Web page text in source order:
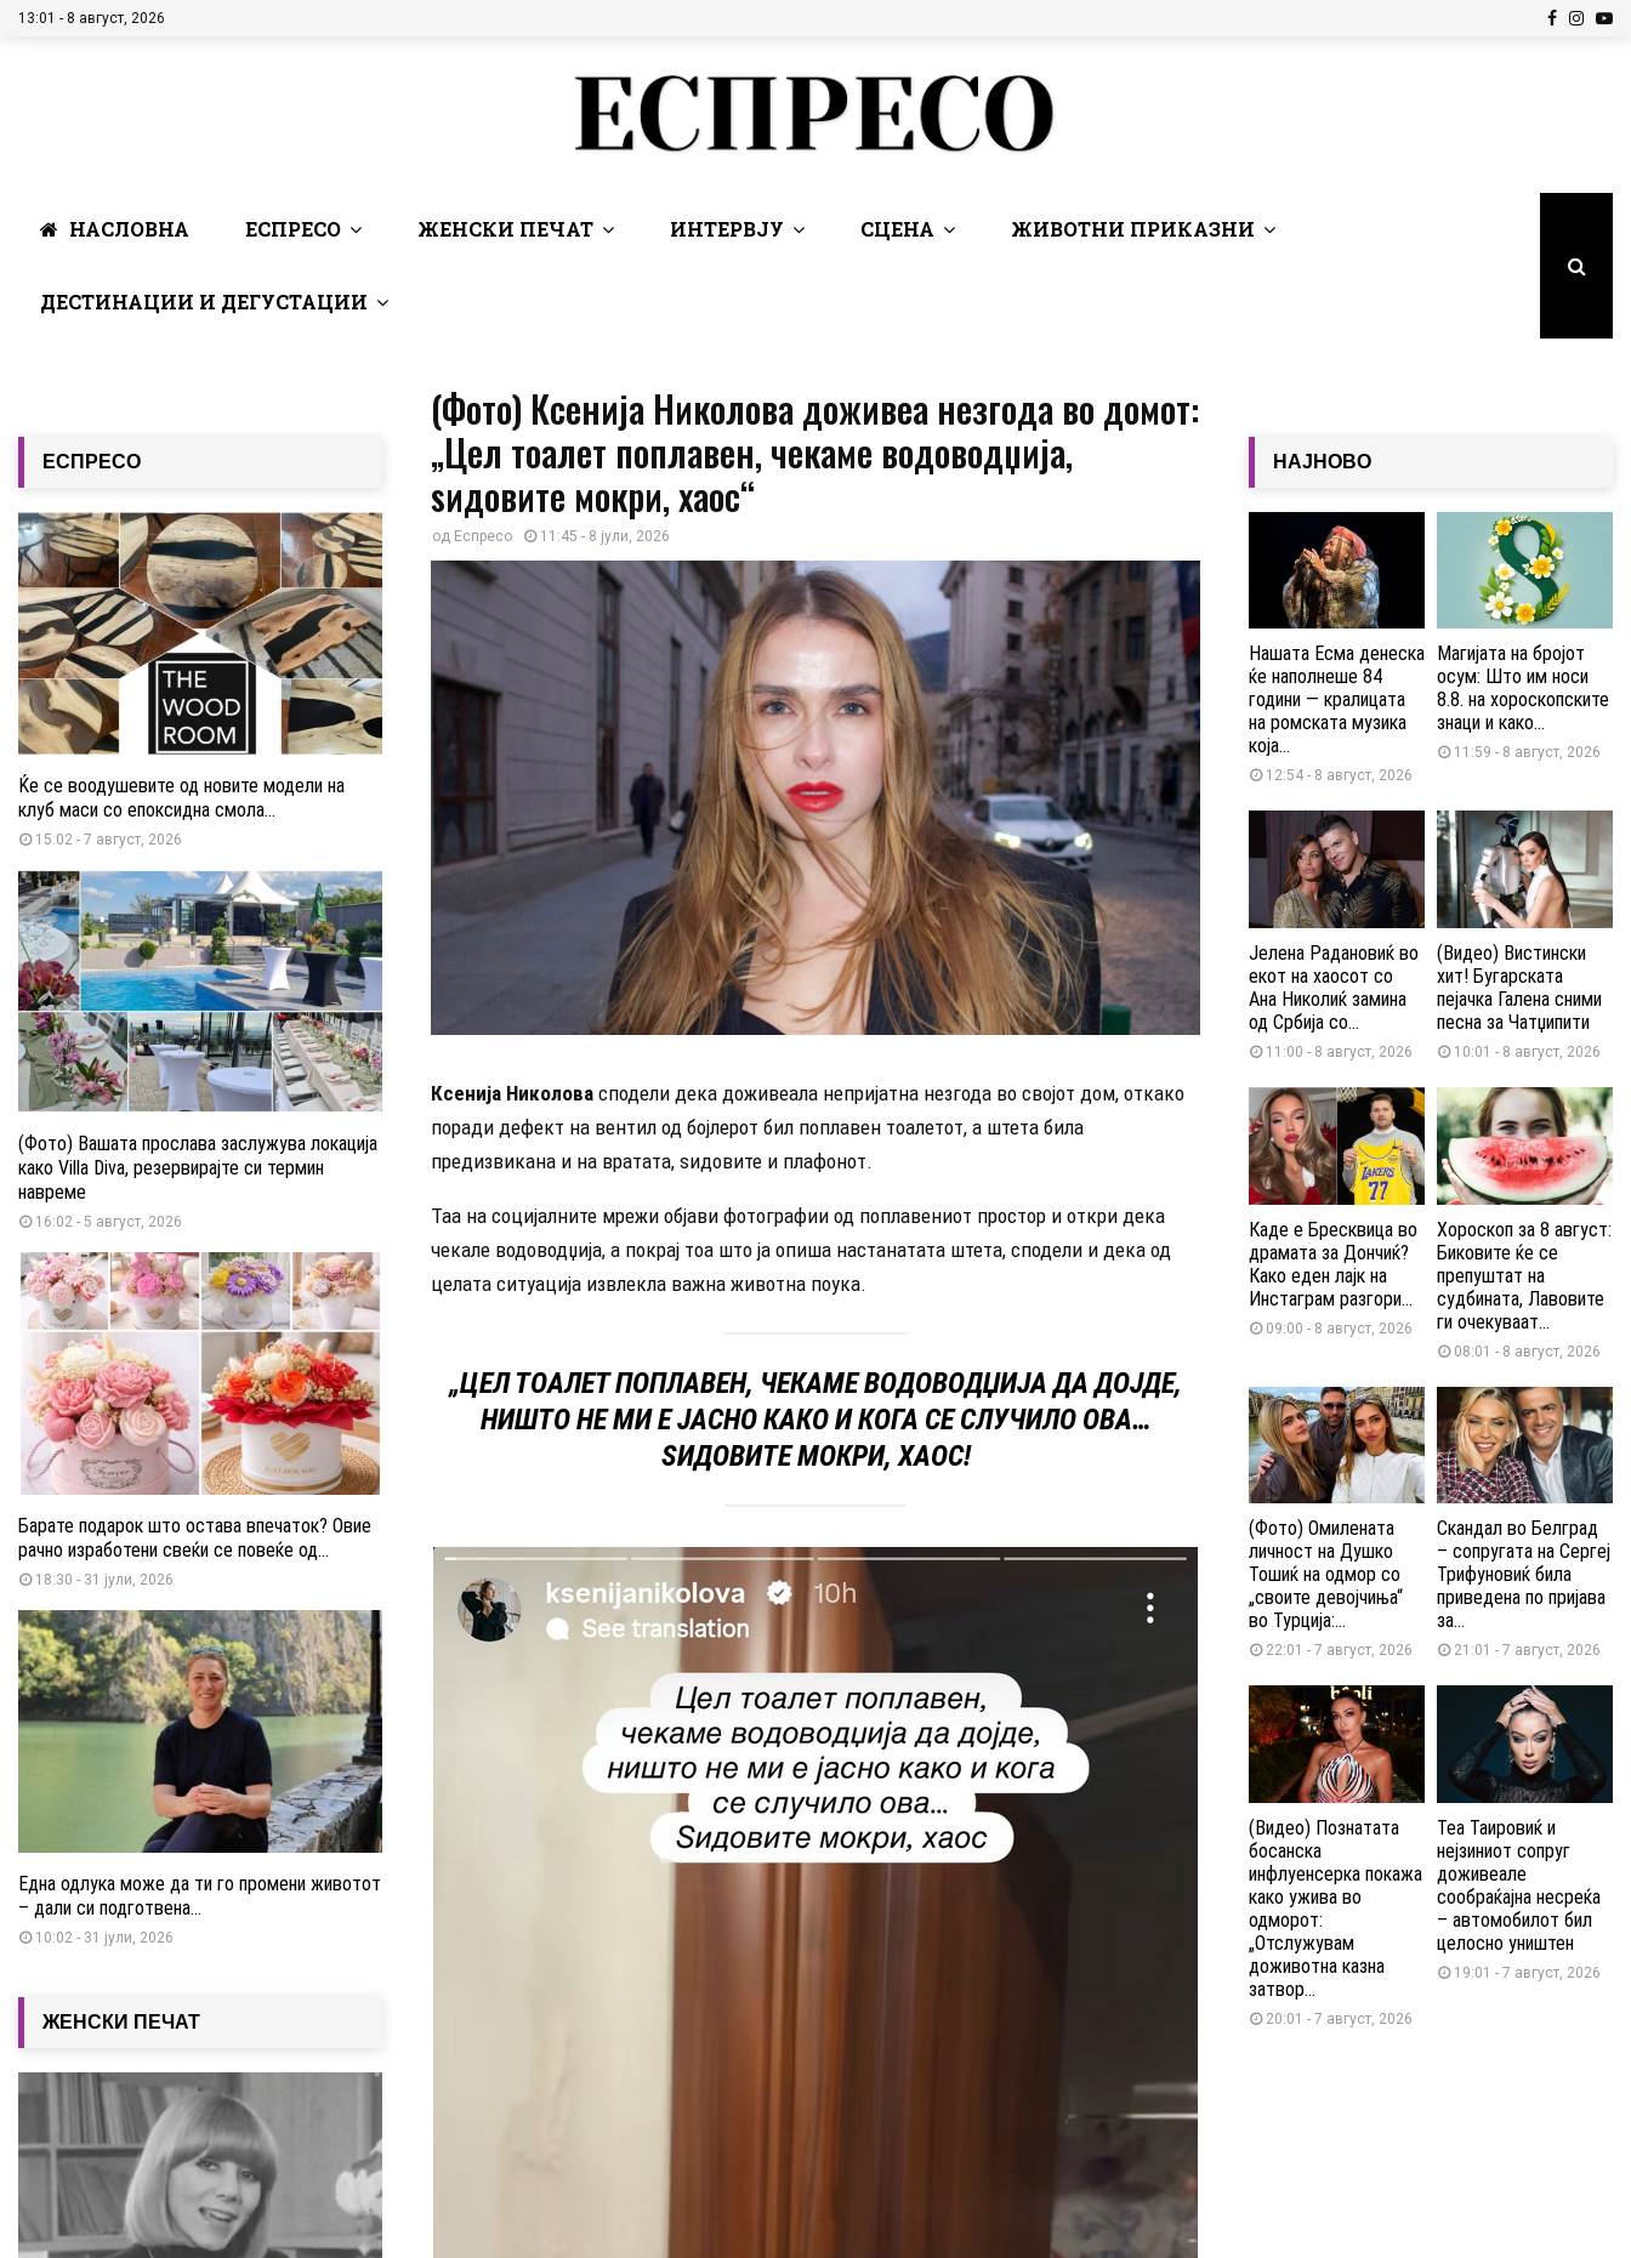
13:01 - 8 август, 2026 Facebook
НАСЛОВНА ЕСПРЕСО ЖЕНСКИ ПЕЧАТ ИНТЕРВЈУ СЦЕНА ЖИВОТНИ ПРИКАЗНИ
ДЕСТИНАЦИИ И ДЕГУСТАЦИИ
(Фото) Ксенија Николова доживеа незгода во домот:
„Цел тоалет поплавен, чекаме водоводџија,
ѕидовите мокри, хаос“
од Еспресо 11:45 - 8 јули, 2026
Ксенија Николова сподели дека доживеала непријатна незгода во својот дом, откако
поради дефект на вентил од бојлерот бил поплавен тоалетот, а штета била
предизвикана и на вратата, ѕидовите и плафонот.
Таа на социјалните мрежи објави фотографии од поплавениот простор и откри дека
чекале водоводџија, а покрај тоа што ја опиша настанатата штета, сподели и дека од
целата ситуација извлекла важна животна поука.
„ЦЕЛ ТОАЛЕТ ПОПЛАВЕН, ЧЕКАМЕ ВОДОВОДЏИЈА ДА ДОЈДЕ,
НИШТО НЕ МИ Е ЈАСНО КАКО И КОГА СЕ СЛУЧИЛО ОВА…
ЅИДОВИТЕ МОКРИ, ХАОС!
ЕСПРЕСО
Ќе се воодушевите од новите модели на
клуб маси со епоксидна смола...
15:02 - 7 август, 2026
(Фото) Вашата прослава заслужува локација
како Villa Diva, резервирајте си термин
навреме
16:02 - 5 август, 2026
Барате подарок што остава впечаток? Овие
рачно изработени свеќи се повеќе од...
18:30 - 31 јули, 2026
Една одлука може да ти го промени животот
– дали си подготвена...
10:02 - 31 јули, 2026
ЖЕНСКИ ПЕЧАТ
НАЈНОВО
Нашата Есма денеска
ќе наполнеше 84
години — кралицата
на ромската музика
која...
12:54 - 8 август, 2026
Магијата на бројот
осум: Што им носи
8.8. на хороскопските
знаци и како...
11:59 - 8 август, 2026
Јелена Радановиќ во
екот на хаосот со
Ана Николиќ замина
од Србија со...
11:00 - 8 август, 2026
(Видео) Вистински
хит! Бугарската
пејачка Галена сними
песна за Чатџипити
10:01 - 8 август, 2026
Каде е Бресквица во
драмата за Дончиќ?
Како еден лајк на
Инстаграм разгори...
09:00 - 8 август, 2026
Хороскоп за 8 август:
Биковите ќе се
препуштат на
судбината, Лавовите
ги очекуваат...
08:01 - 8 август, 2026
(Фото) Омилената
личност на Душко
Тошиќ на одмор со
„своите девојчиња“
во Турција:...
22:01 - 7 август, 2026
Скандал во Белград
– сопругата на Сергеј
Трифуновиќ била
приведена по пријава
за...
21:01 - 7 август, 2026
(Видео) Познатата
босанска
инфлуенсерка покажа
како ужива во
одморот:
„Отслужувам
доживотна казна
затвор...
20:01 - 7 август, 2026
Теа Таировиќ и
нејзиниот сопруг
доживеале
сообраќајна несреќа
– автомобилот бил
целосно уништен
19:01 - 7 август, 2026